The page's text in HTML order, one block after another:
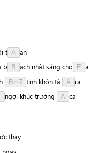
t A an
b B ạch nhật sáng cho E a
Bm7 tịnh khôn tả A ra
ngợi khúc trường A ca
thay